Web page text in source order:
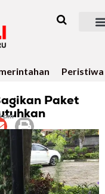
Peristiwa
Paket
pm